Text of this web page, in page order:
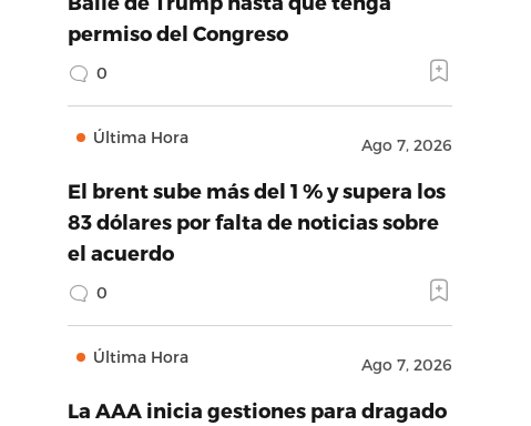
permiso del Congreso
0
Última Hora Ago 7, 2026
El brent sube más del 1 % y supera los
83 dólares por falta de noticias sobre
el acuerdo
0
Última Hora Ago 7, 2026
La AAA inicia gestiones para dragado